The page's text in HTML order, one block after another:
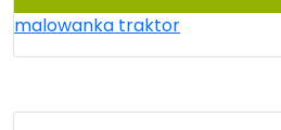
malowanka traktor